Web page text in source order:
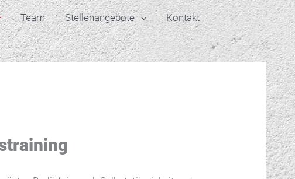
Team Stellenangebote Kontakt